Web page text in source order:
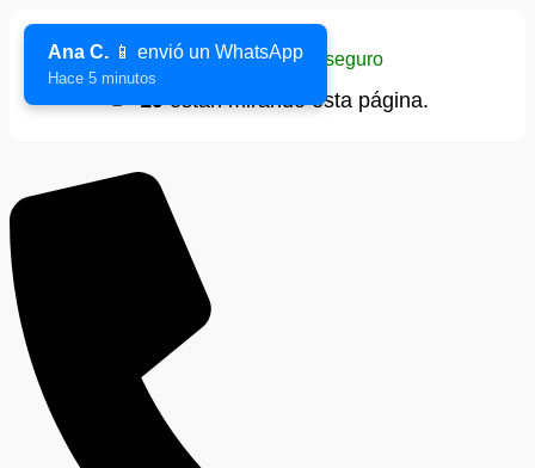
Sitio verificado y seguro
👁️ 19están mirando esta página.
Ana C. 📱 envió un WhatsApp
Hace 5 minutos